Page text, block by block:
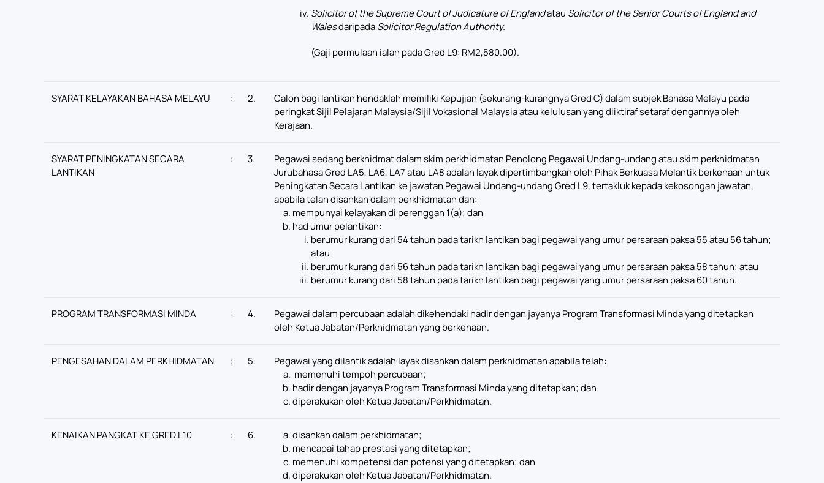
Solicitor of the Supreme Court of Judicature of Englandatau Solicitor of the Senior Courts of England and
WalesdaripadaSolicitor Regulation Authority.
(Gaji permulaan ialah pada Gred L9: RM2,580.00).
SYARAT KELAYAKAN BAHASA MELAYU : 2.
Calon bagi lantikan hendaklah memiliki Kepujian (sekurang-kurangnya Gred C) dalam subjek Bahasa Melayu pada
peringkat Sijil Pelajaran Malaysia/Sijil Vokasional Malaysia atau kelulusan yang diiktiraf setaraf dengannya oleh
Kerajaan.
SYARAT PENINGKATAN SECARA
LANTIKAN
: 3.
Pegawai sedang berkhidmat dalam skim perkhidmatan Penolong Pegawai Undang-undang atau skim perkhidmatan
Jurubahasa Gred LA5, LA6, LA7 atau LA8 adalah layak dipertimbangkan oleh Pihak Berkuasa Melantik berkenaan untuk
Peningkatan Secara Lantikan ke jawatan Pegawai Undang-undang Gred L9, tertakluk kepada kekosongan jawatan,
apabila telah disahkan dalam perkhidmatan dan:
mempunyai kelayakan di perenggan 1(a); dan
had umur pelantikan:
berumur kurang dari 54 tahun pada tarikh lantikan bagi pegawai yang umur persaraan paksa 55 atau 56 tahun;
atau
berumur kurang dari 56 tahun pada tarikh lantikan bagi pegawai yang umur persaraan paksa 58 tahun; atau
berumur kurang dari 58 tahun pada tarikh lantikan bagi pegawai yang umur persaraan paksa 60 tahun.
PROGRAM TRANSFORMASI MINDA : 4.
Pegawai dalam percubaan adalah dikehendaki hadir dengan jayanya Program Transformasi Minda yang ditetapkan
oleh Ketua Jabatan/Perkhidmatan yang berkenaan.
PENGESAHAN DALAM PERKHIDMATAN : 5.
Pegawai yang dilantik adalah layak disahkan dalam perkhidmatan apabila telah:
memenuhi tempoh percubaan;
hadir dengan jayanya Program Transformasi Minda yang ditetapkan; dan
diperakukan oleh Ketua Jabatan/Perkhidmatan.
KENAIKAN PANGKAT KE GRED L10 : 6.
disahkan dalam perkhidmatan;
mencapai tahap prestasi yang ditetapkan;
memenuhi kompetensi dan potensi yang ditetapkan; dan
diperakukan oleh Ketua Jabatan/Perkhidmatan.